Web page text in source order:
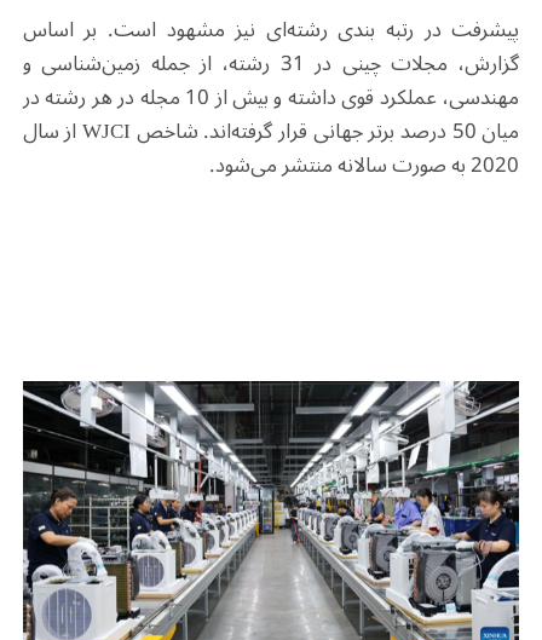
پیشرفت در رتبه ‌بندی رشته‌ای نیز مشهود است. بر اساس
گزارش، مجلات چینی در 31 رشته، از جمله زمین‌شناسی و
مهندسی، عملکرد قوی داشته و بیش از 10 مجله در هر رشته در
میان 50 درصد برتر جهانی قرار گرفته‌اند. شاخص
WJCIاز سال
2020 به صورت سالانه منتشر می‌شود
.